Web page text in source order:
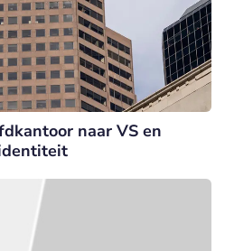
naar VS en